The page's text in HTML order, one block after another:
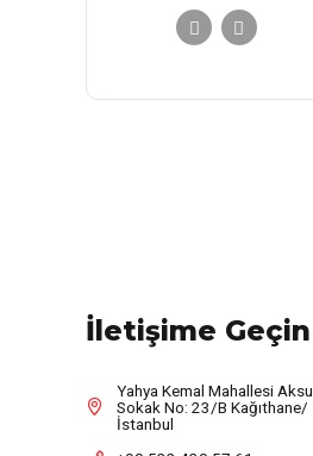
İletişime Geçin
Yahya Kemal Mahallesi Aksu
Sokak No: 23/B Kağıthane/
İstanbul